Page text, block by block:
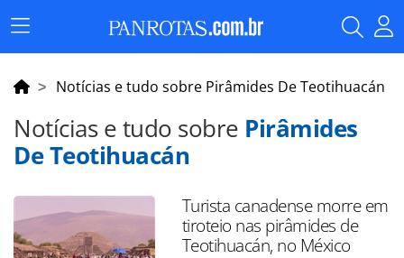
Menu
Principal
Notícias e tudo sobre Pirâmides De Teotihuacán
Notícias e tudo sobre Pirâmides
De Teotihuacán
Turista canadense morre em
tiroteio nas pirâmides de
Teotihuacán, no México